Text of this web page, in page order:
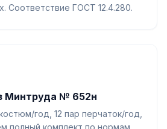
Соответствие ГОСТ 12.4.280.
Минтруда № 652н
год, 12 пар перчаток/год,
полный комплект по нормам